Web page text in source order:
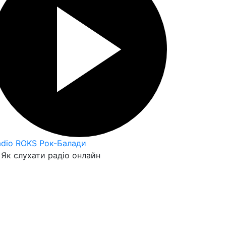
ROKS Рок-Балади
слухати радіо онлайн